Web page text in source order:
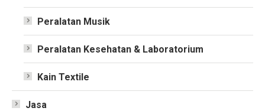
Peralatan Musik
Peralatan Kesehatan & Laboratorium
Kain Textile
Jasa